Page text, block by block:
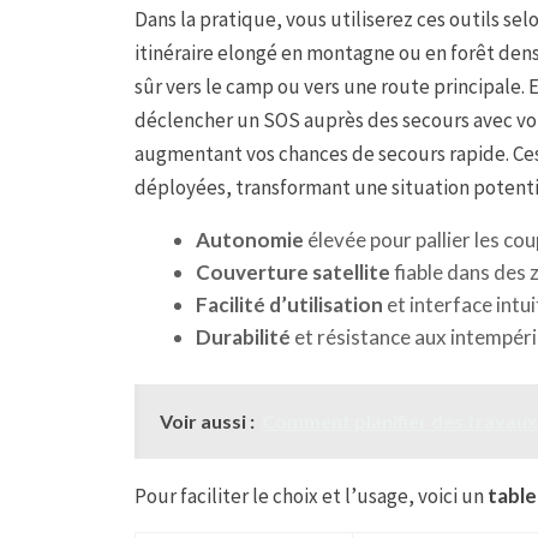
Dans la pratique, vous utiliserez ces outils
itinéraire elongé en montagne ou en forêt
sûr vers le camp ou vers une route principale.
déclencher un SOS auprès des secours avec
augmentant vos chances de secours rapide.
déployées, transformant une situation
Autonomie élevée pour pallier les
Couverture satellitefiable dans des
Facilité d’utilisation et interface
Durabilité et résistance aux
Voir aussi :
Pour faciliter le choix et l’usage, voici un